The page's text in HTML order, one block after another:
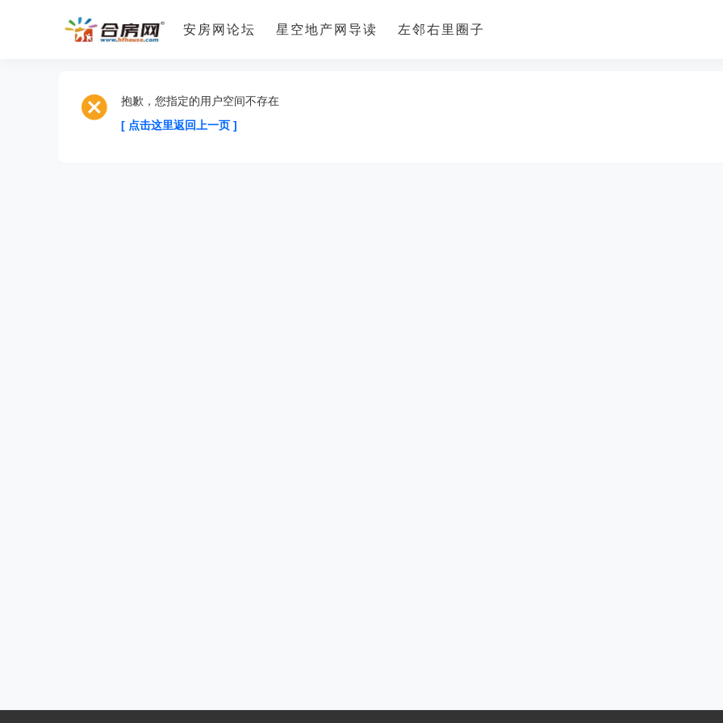
安房网论坛 星空地产网导读 左邻右里圈子
抱歉，您指定的用户空间不存在
[ 点击这里返回上一页 ]